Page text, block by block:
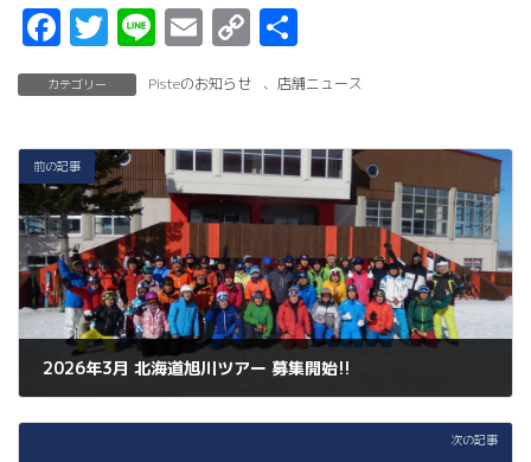
F
a
c
e
b
o
o
k
T
w
it
t
er
Li
n
e
E
m
ai
l
C
p
y
Li
n
k
有
カテゴリー Pisteのお知らせ 、 店舗ニュース
前の記事
2026年3月 北海道旭川ツアー 募集開始!!
次の記事